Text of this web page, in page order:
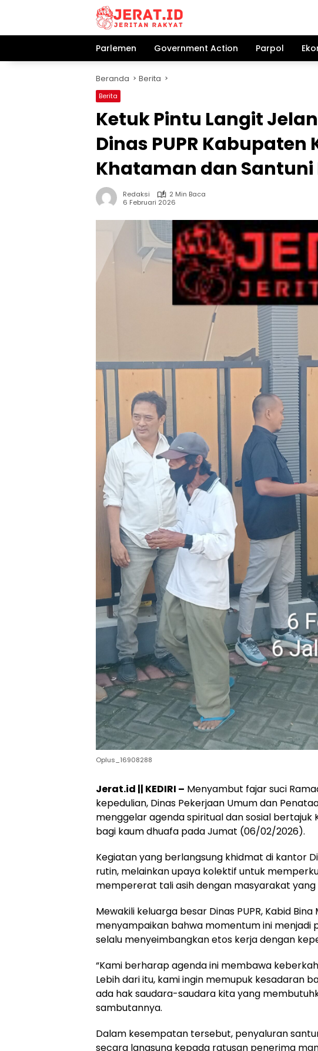
Parlemen Government Action Parpol
Beranda Berita
Berita
Ketuk Pintu Langit
Dinas PUPR Kabupaten
Khataman dan
Redaksi
2 Min Baca
6 Februari 2026
Oplus_16908288
Jerat.id || KEDIRI – Menyambut fajar suci
kepedulian, Dinas Pekerjaan Umum dan
menggelar agenda spiritual dan sosial
bagi kaum dhuafa pada Jumat (06/02/2026).
Kegiatan yang berlangsung khidmat di kantor
rutin, melainkan upaya kolektif untuk
mempererat tali asih dengan masyarakat
Mewakili keluarga besar Dinas PUPR, Kabid Bina
menyampaikan bahwa momentum ini menjadi
selalu menyeimbangkan etos kerja dengan
“Kami berharap agenda ini membawa
Lebih dari itu, kami ingin memupuk kesadaran
ada hak saudara-saudara kita yang
sambutannya.
Dalam kesempatan tersebut, penyaluran
secara langsung kepada ratusan penerima